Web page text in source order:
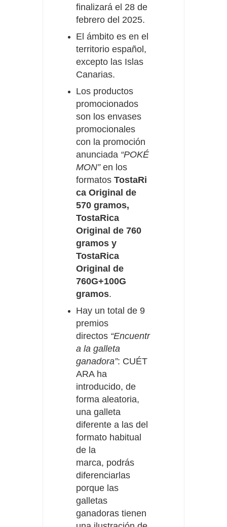
finalizará el 28 de
febrero del 2025.
El ámbito es en el
territorio español,
excepto las Islas
Canarias.
Los productos
promocionados
son los envases
promocionales
con la promoción
anunciada “POKÉ
MON”en los
formatos TostaRi
ca Original de
570 gramos,
TostaRica
Original de 760
gramos y
TostaRica
Original de
760G+100G
gramos.
Hay un total de 9
premios
directos “Encuentr
a la galleta
ganadora”: CUÉT
ARA ha
introducido, de
forma aleatoria,
una galleta
diferente a las del
formato habitual
de la
marca, podrás
diferenciarlas
porque las
galletas
ganadoras tienen